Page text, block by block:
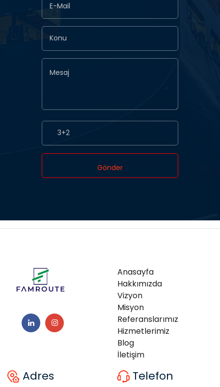
Anasayfa
Hakkımızda
Vizyon
Misyon
Referanslarımız
Hizmetlerimiz
Blog
İletişim
Adres Telefon